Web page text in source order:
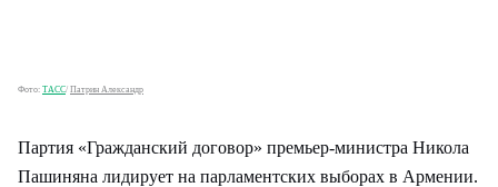
Фото: ТАСС/ Патрин Александр
Партия «Гражданский договор» премьер-министра Никола
Пашиняна лидирует на парламентских выборах в Армении.